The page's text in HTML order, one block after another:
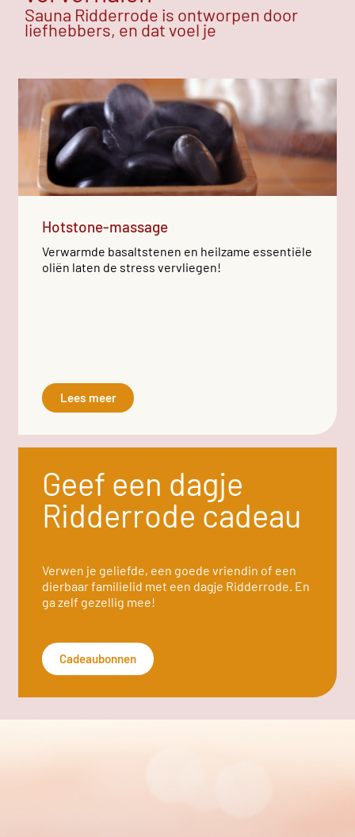
Sauna Ridderrode is ontworpen door
liefhebbers, en dat voel je
Hotstone-massage
Verwarmde basaltstenen en heilzame essentiële
oliën laten de stress vervliegen!
Lees meer
Geef een dagje
Ridderrode cadeau
Verwen je geliefde, een goede vriendin of een
dierbaar familielid met een dagje Ridderrode. En
ga zelf gezellig mee!
Cadeaubonnen